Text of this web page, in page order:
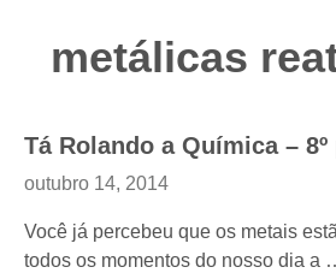
metálicas
Tá Rolando a Química –
outubro 14, 2014
Você já percebeu que os metais
todos os momentos do nosso dia a